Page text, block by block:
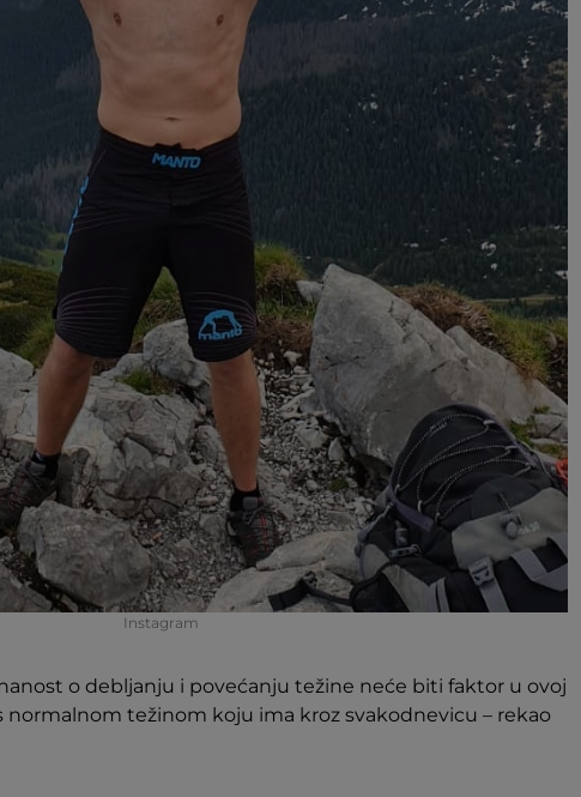
Instagram
o debljanju i povećanju težine neće biti faktor u ovoj
normalnom težinom koju ima kroz svakodnevicu – rekao